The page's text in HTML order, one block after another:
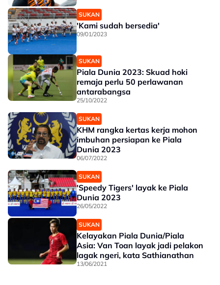
SUKAN
'Kami sudah bersedia'
09/01/2023
SUKAN
Piala Dunia 2023: Skuad hoki
remaja perlu 50 perlawanan
antarabangsa
25/10/2022
SUKAN
KHM rangka kertas kerja mohon
imbuhan persiapan ke Piala
Dunia 2023
06/07/2022
SUKAN
'Speedy Tigers' layak ke Piala
Dunia 2023
26/05/2022
SUKAN
Kelayakan Piala Dunia/Piala
Asia: Van Toan layak jadi pelakon
lagak ngeri, kata Sathianathan
13/06/2021